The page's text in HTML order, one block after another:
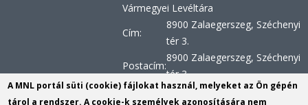
Vármegyei Levéltára
Cím:
8900 Zalaegerszeg, Széchenyi
tér 3.
Postacím:
8900 Zalaegerszeg, Széchenyi
tér 3.
Telefon:
+36 92 510 030, +36 92 598
A MNL portál süti (cookie) fájlokat használ, melyeket az Ön gépén
tárol a rendszer. A cookie-k személyek azonosítására nem